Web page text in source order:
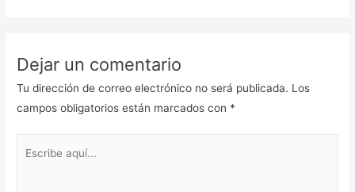
Dejar un comentario
Tu dirección de correo electrónico no será publicada. Los
campos obligatorios están marcados con *